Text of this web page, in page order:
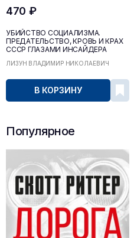
470 ₽
УБИЙСТВО СОЦИАЛИЗМА.
ПРЕДАТЕЛЬСТВО, КРОВЬ И КРАХ
СССР ГЛАЗАМИ ИНСАЙДЕРА
ЛИЗУН ВЛАДИМИР НИКОЛАЕВИЧ
В КОРЗИНУ
Популярное